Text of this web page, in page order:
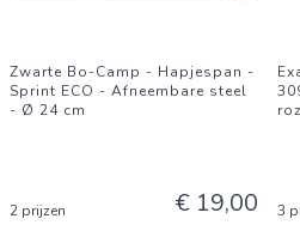
Zwarte Bo-Camp - Hapjespan -
Sprint ECO - Afneembare steel
- Ø 24 cm
2 prijzen € 19,00 3